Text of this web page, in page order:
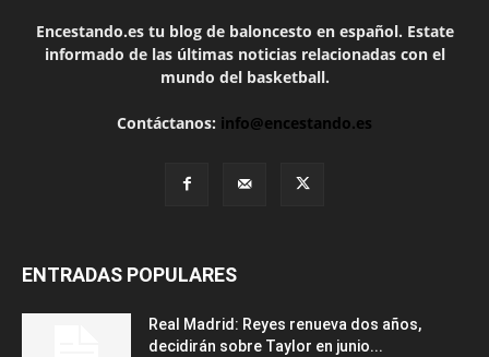
Encestando.es tu blog de baloncesto en español. Estate
informado de las últimas noticias relacionadas con el
mundo del basketball.
Contáctanos: info@encestando.es
ENTRADAS POPULARES
Real Madrid: Reyes renueva dos años,
decidirán sobre Taylor en junio...